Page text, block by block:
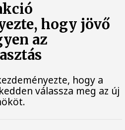
hogy jövő
az
hogy a
válassza meg az új